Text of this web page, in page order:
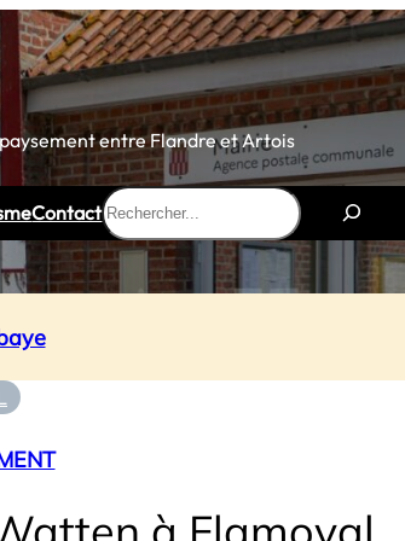
entre Flandre et Artois
Contact
Rechercher